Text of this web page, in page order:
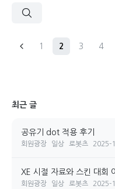
1 2 3 4
최근 글
공유기 dot 적용 후기
회원광장 일상 로봇츠 2025-
XE 시절 자료와 스킨 대회
회원광장 일상 로봇츠 2025-